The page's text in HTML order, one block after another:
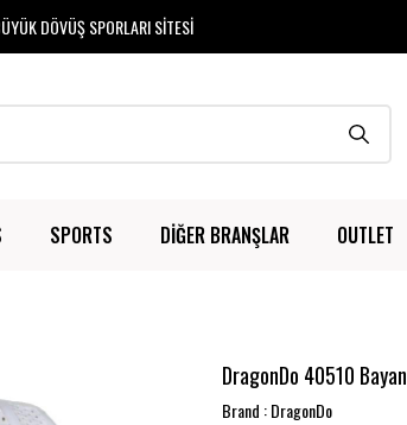
DÖVÜŞ SPORLARI SİTESİ
SPORTS DİĞER BRANŞLAR OUTLET
DragonDo 40510
Brand :DragonDo